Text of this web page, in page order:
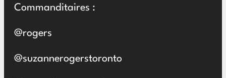
Commanditaires :
@rogers
@suzannerogerstoronto